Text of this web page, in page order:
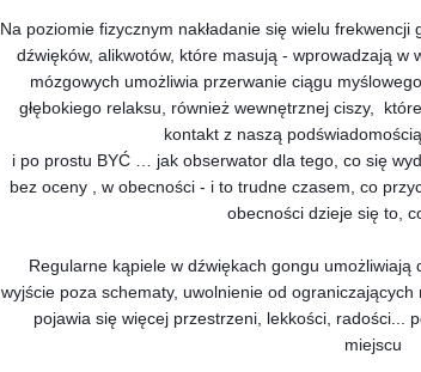
Na poziomie fizycznym nakładanie się wielu
dźwięków, alikwotów, które masują - wprowadzają w
mózgowych umożliwia przerwanie ciągu
głębokiego relaksu, również wewnętrznej ciszy,
kontakt z naszą
i po prostu BYĆ … jak obserwator dla tego, co się
bez oceny , w obecności - i to trudne czasem, co
obecności dzieje się to,
Regularne kąpiele w dźwiękach gongu umożliwiają
wyjście poza schematy, uwolnienie od
pojawia się więcej przestrzeni, lekkości, radości...
miejscu